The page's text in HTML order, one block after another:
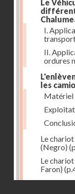
Le
I.
II.
ordures
les
Matériel
Le
(Negro)
Le chariot
Faron)
Utilisation